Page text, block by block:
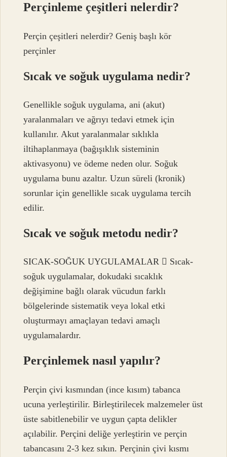
Perçinleme çeşitleri nelerdir?
Perçin çeşitleri nelerdir? Geniş başlı kör
perçinler
Sıcak ve soğuk uygulama nedir?
Genellikle soğuk uygulama, ani (akut)
yaralanmaları ve ağrıyı tedavi etmek için
kullanılır. Akut yaralanmalar sıklıkla
iltihaplanmaya (bağışıklık sisteminin
aktivasyonu) ve ödeme neden olur. Soğuk
uygulama bunu azaltır. Uzun süreli (kronik)
sorunlar için genellikle sıcak uygulama tercih
edilir.
Sıcak ve soğuk metodu nedir?
SICAK-SOĞUK UYGULAMALAR  Sıcak-
soğuk uygulamalar, dokudaki sıcaklık
değişimine bağlı olarak vücudun farklı
bölgelerinde sistematik veya lokal etki
oluşturmayı amaçlayan tedavi amaçlı
uygulamalardır.
Perçinlemek nasıl yapılır?
Perçin çivi kısmından (ince kısım) tabanca
ucuna yerleştirilir. Birleştirilecek malzemeler üst
üste sabitlenebilir ve uygun çapta delikler
açılabilir. Perçini deliğe yerleştirin ve perçin
tabancasını 2-3 kez sıkın. Perçinin çivi kısmı